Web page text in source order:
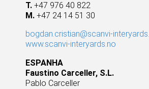
T. +47 976 40 822
M. +47 24 14 51 30
bogdan.cristian@scanvi-
www.scanvi-interyards.no
ESPANHA
Faustino Carceller, S.L.
Pablo Carceller